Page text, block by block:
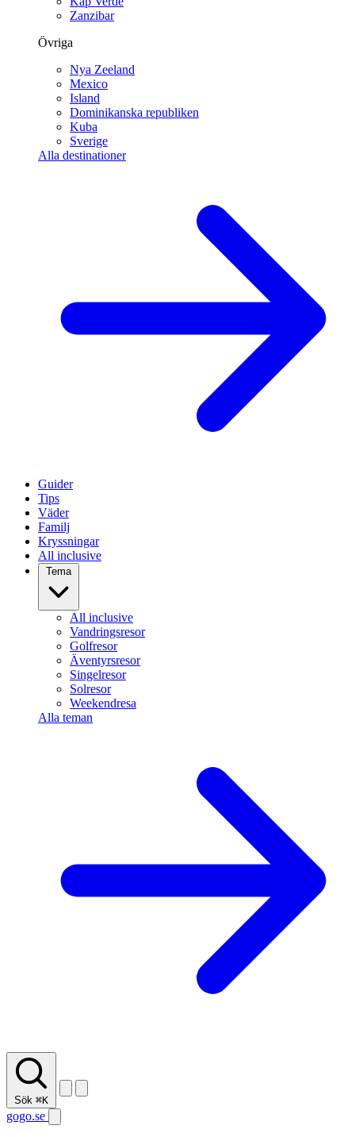
Zanzibar
Övriga
Nya Zeeland
Mexico
Island
Dominikanska republiken
Kuba
Sverige
Alla destinationer
Guider
Tips
Väder
Familj
Kryssningar
All inclusive
Tema
All inclusive
Vandringsresor
Golfresor
Äventyrsresor
Singelresor
Solresor
Weekendresa
Alla teman
Sök ⌘K
gogo.se